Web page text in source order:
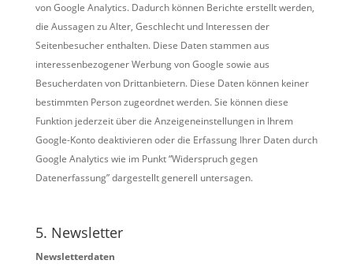
von Google Analytics. Dadurch können Berichte erstellt werden,
die Aussagen zu Alter, Geschlecht und Interessen der
Seitenbesucher enthalten. Diese Daten stammen aus
interessenbezogener Werbung von Google sowie aus
Besucherdaten von Drittanbietern. Diese Daten können keiner
bestimmten Person zugeordnet werden. Sie können diese
Funktion jederzeit über die Anzeigeneinstellungen in Ihrem
Google-Konto deaktivieren oder die Erfassung Ihrer Daten durch
Google Analytics wie im Punkt “Widerspruch gegen
Datenerfassung” dargestellt generell untersagen.
5. Newsletter
Newsletterdaten